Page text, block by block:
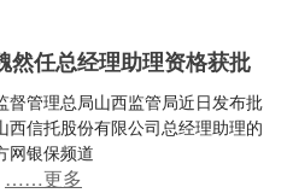
然任总经理助理资格获批
督管理总局山西监管局近日发布批
西信托股份有限公司总经理助理的
网银保频道
……更多